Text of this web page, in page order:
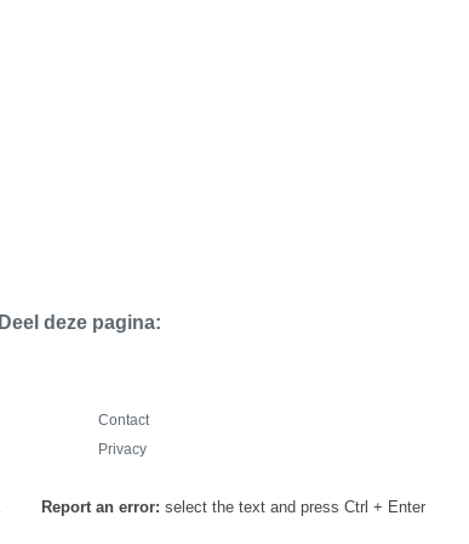
Deel deze pagina:
Contact
Privacy
Report an error: select the text and press Ctrl + Enter